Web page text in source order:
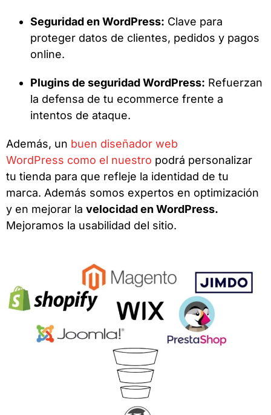
Seguridad en WordPress: Clave para
proteger datos de clientes, pedidos y pagos
online.
Plugins de seguridad WordPress: Refuerzan
la defensa de tu ecommerce frente a
intentos de ataque.
Además, un buen diseñador web
WordPress como el nuestro podrá personalizar
tu tienda para que refleje la identidad de tu
marca. Además somos expertos en optimización
y en mejorar la velocidad en WordPress.
Mejoramos la usabilidad del sitio.